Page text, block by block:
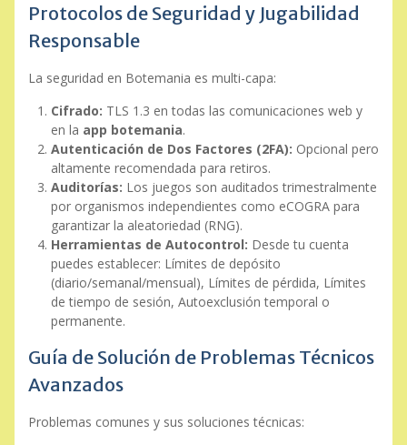
Protocolos de Seguridad y Jugabilidad
Responsable
La seguridad en Botemania es multi-capa:
Cifrado: TLS 1.3 en todas las comunicaciones web y
en la app botemania.
Autenticación de Dos Factores (2FA): Opcional pero
altamente recomendada para retiros.
Auditorías: Los juegos son auditados trimestralmente
por organismos independientes como eCOGRA para
garantizar la aleatoriedad (RNG).
Herramientas de Autocontrol: Desde tu cuenta
puedes establecer: Límites de depósito
(diario/semanal/mensual), Límites de pérdida, Límites
de tiempo de sesión, Autoexclusión temporal o
permanente.
Guía de Solución de Problemas Técnicos
Avanzados
Problemas comunes y sus soluciones técnicas: